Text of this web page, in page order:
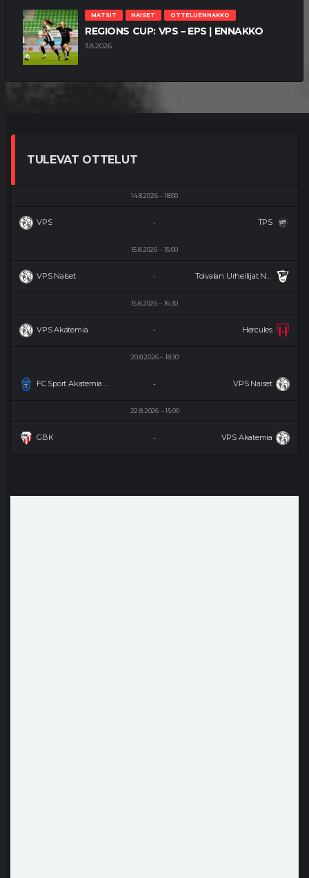
MATSIT NAISET OTTELUENNAKKO
REGIONS CUP: VPS – EPS | ENNAKKO
3.8.2026
TULEVAT OTTELUT
14.8.2026 18:00
VPS TPS
-
15.8.2026 15:00
VPS Naiset Toivalan Urheilijat Naiset
-
15.8.2026 16:30
VPS Akatemia Hercules
-
20.8.2026 18:30
FC Sport Akatemia Naiset VPS Naiset
-
22.8.2026 15:00
GBK VPS Akatemia
-